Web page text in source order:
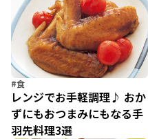
#食
レンジでお手軽調理♪ おか
ずにもおつまみにもなる手
羽先料理3選